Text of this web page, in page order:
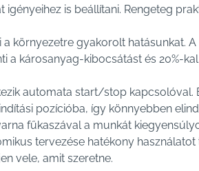
igényeihez is beállítani. Rengeteg
környezetre gyakorolt hatásunkat.
a károsanyag-kibocsátást és 20%-
automata start/stop kapcsolóval.
pozícióba, így könnyebben
fűkaszával a munkát
tervezése hatékony
vele, amit szeretne.